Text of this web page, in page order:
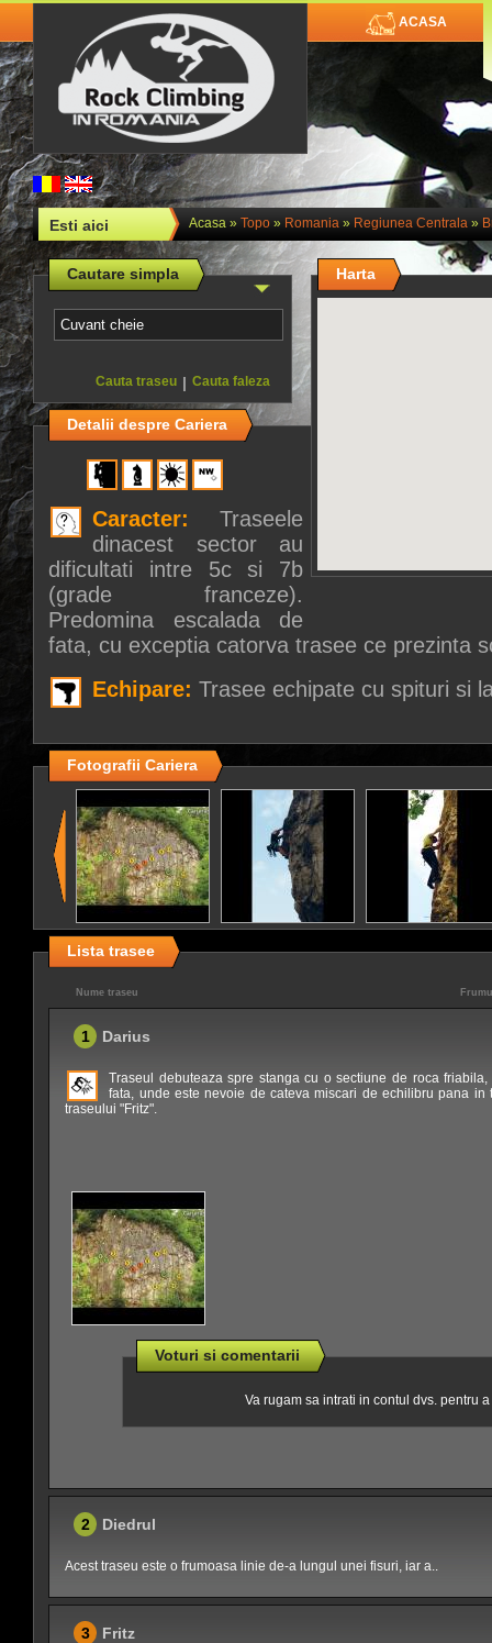
ACASA
Esti aici Acasa» Topo» Romania» Regiunea Centrala»
Cautare simpla
Cauta faleza
|
Cauta traseu
Harta
Detalii despre Cariera
Caracter: Traseele
dinacest sector au
dificultati intre 5c si 7b
(grade franceze).
Predomina escalada de
fata, cu exceptia catorva trasee ce prezinta
Echipare:Trasee echipate cu spituri si
Fotografii Cariera
Lista trasee
Nume traseu
1 Darius
Traseul debuteaza spre stanga cu o sectiune de roca
fata, unde este nevoie de cateva miscari de echilibru pana
traseului "Fritz".
Voturi si comentarii
Va rugam sa intrati in contul dvs. pentru
2 Diedrul
Acest traseu este o frumoasa linie de-a lungul unei fisuri, iar a..
3 Fritz